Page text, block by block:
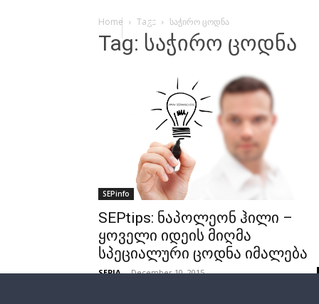
Home Tags საჭირო ცოდნა
Tag: საჭირო ცოდნა
SEPinfo
SEPtips: ნაპოლეონ ჰილი –
ყოველი იდეის მიღმა
სპეციალური ცოდნა იმალება
SEPIA - December 10, 2015